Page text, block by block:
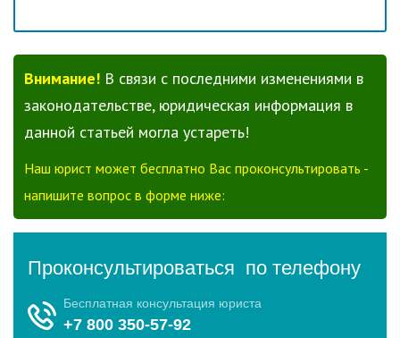
Внимание! В связи с последними изменениями в
законодательстве, юридическая информация в
данной статьей могла устареть!
Наш юрист может бесплатно Вас проконсультировать -
напишите вопрос в форме ниже: